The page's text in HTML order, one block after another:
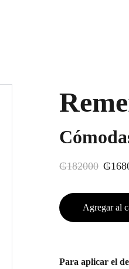
₲182000
Agregar al
Para aplicar el